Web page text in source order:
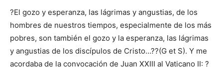
?El gozo y esperanza, las lágrimas y angustias, de los
hombres de nuestros tiempos, especialmente de los más
pobres, son también el gozo y la esperanza, las lágrimas
y angustias de los discípulos de Cristo…??(G et S). Y me
acordaba de la convocación de Juan XXIII al Vaticano II: ?